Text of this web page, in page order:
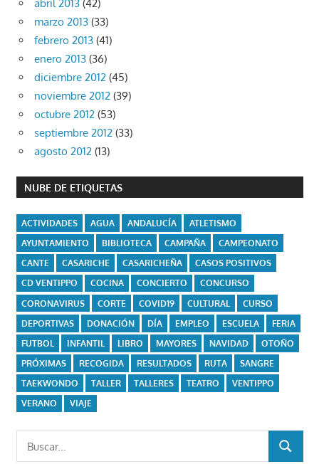
abril 2013 (42)
marzo 2013 (33)
febrero 2013 (41)
enero 2013 (36)
diciembre 2012 (45)
noviembre 2012 (39)
octubre 2012 (53)
septiembre 2012 (33)
agosto 2012 (13)
NUBE DE ETIQUETAS
ACTIVIDADES AGUA ANDALUCÍA
ATLETISMO
AYUNTAMIENTO
BIBLIOTECA CAMPAÑA
CAMPEONATO
CANTE
CASARICHE CASARICHEÑA
CASOS POSITIVOS
CD VENTIPPO
COCINA CONCIERTO
CONCURSO
CORONAVIRUS
CORTE COVID19 CULTURAL
CURSO
DEPORTIVAS
DONACIÓN DÍA EMPLEO ESCUELA
FERIA
FUTBOL
INFANTIL LIBRO MAYORES NAVIDAD
OTOÑO
PRÓXIMAS
RECOGIDA RESULTADOS RUTA
SANGRE
TAEKWONDO
TALLER TALLERES TEATRO
VENTIPPO
VERANO
VIAJE
BUSCAR